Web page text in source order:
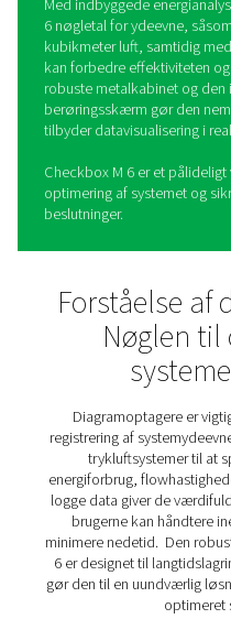
Checkbox M 6 er
overvåge, analysere
Den kan tilsluttes op
kritiske parametre
Med indbyggede